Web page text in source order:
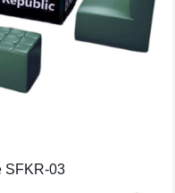
SFKR-03